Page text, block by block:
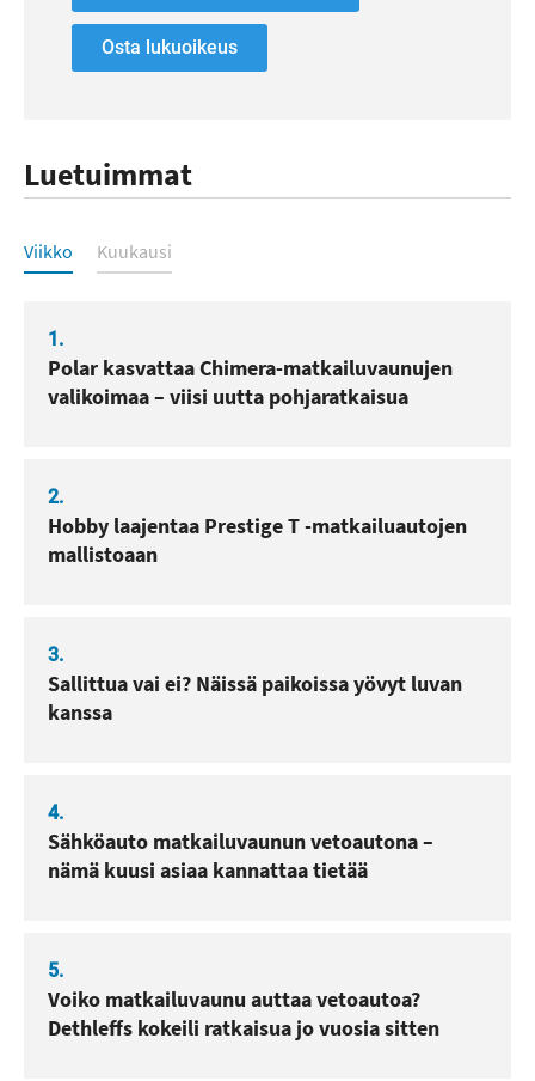
Osta lukuoikeus
Luetuimmat
Luetuimmat
Viikko Kuukausi
1.
Polar kasvattaa Chimera-matkailuvaunujen
valikoimaa – viisi uutta pohjaratkaisua
2.
Hobby laajentaa Prestige T -matkailuautojen
mallistoaan
3.
Sallittua vai ei? Näissä paikoissa yövyt luvan
kanssa
4.
Sähköauto matkailuvaunun vetoautona –
nämä kuusi asiaa kannattaa tietää
5.
Voiko matkailuvaunu auttaa vetoautoa?
Dethleffs kokeili ratkaisua jo vuosia sitten